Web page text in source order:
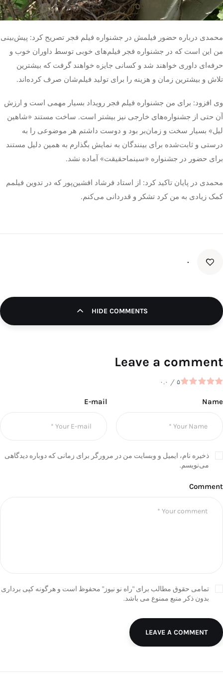
محمدی درباره حضور فیلمش در جشنواره فیلم فجر تصریح کرد: پیش‌بینی
من این است که در جشنواره فجر فیلم‌های خوبی توسط داوران خوب و
حرفه‌ای داوری خواهند شد و کسانی جایزه خواهند گرفت که بیشترین
تلاش و بیشترین زمان و هزینه را برای تولید فیلم‌شان صرف کرده‌اند.
وی افزود: برای من جشنواره فیلم فجر رویداد بسیار مهمی است و ارزش
آن حتی از جشنواره‌های خارجی نیز بیشتر است. ساخت مستند «شاهین
لیل» بسیار سخت و زمان‌بر بود و دوست داشتم هر موضوعی را به
درستی و ثابت‌شده برای بینندگان به نمایش بگذارم به همین دلیل مستند
برای حضور در جشنواره «سینماحقیقت» آماده نشد.
محمدی در پایان تاکید کرد: از استاد فرشاد افشین‌پور که در تدوین فیلمم
کمک زیادی به من کرد تشکر و قدردانی می‌کنم.
۰
HIDE COMMENTS
Leave a comment
۰.۰ / ۵
Name
E-mail
ذخیره نام، ایمیل و وبسایت من در مرورگر برای زمانی که دوباره دیدگاهی
می‌نویسم.
Comment
تمامی حقوق مطالب برای "راه نو نیوز" محفوظ است و هرگونه کپی برداری
بدون ذکر منبع ممنوع می باشد.
LEAVE A COMMENT